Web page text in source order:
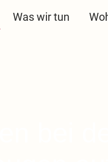
Was wir tun